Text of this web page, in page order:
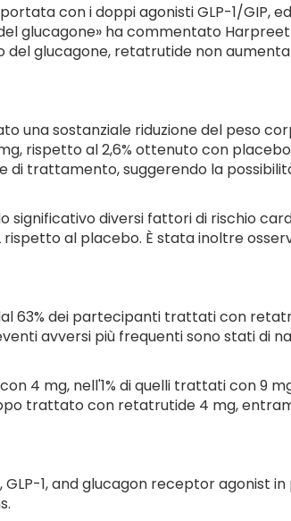
con i doppi agonisti GLP-1/
ha commentato Harpreet
glucagone, retatrutide non
sostanziale riduzione del peso
mg, rispetto al 2,6% ottenuto con
trattamento, suggerendo la
significativo diversi fattori di rischio
al placebo. È stata inoltre
dei partecipanti trattati con
avversi più frequenti sono stati di
4 mg, nell'1% di quelli trattati con 9
trattato con retatrutide 4 mg,
1, and glucagon receptor agonist